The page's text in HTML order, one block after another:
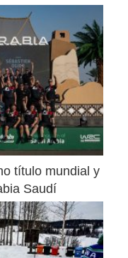
título mundial y
Saudí